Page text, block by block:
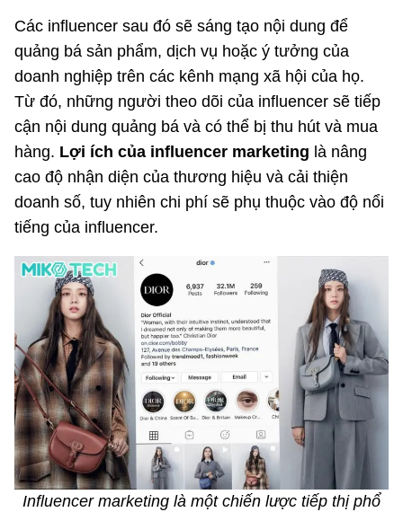
Các influencer sau đó sẽ sáng tạo nội dung để
quảng bá sản phẩm, dịch vụ hoặc ý tưởng của
doanh nghiệp trên các kênh mạng xã hội của họ.
Từ đó, những người theo dõi của influencer sẽ tiếp
cận nội dung quảng bá và có thể bị thu hút và mua
hàng. Lợi ích của influencer marketing là nâng
cao độ nhận diện của thương hiệu và cải thiện
doanh số, tuy nhiên chi phí sẽ phụ thuộc vào độ nổi
tiếng của influencer.
Influencer marketing là một chiến lược tiếp thị phổ